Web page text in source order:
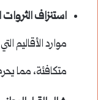
استنزاف الثروات
موارد الأقاليم
متكافئة، مما